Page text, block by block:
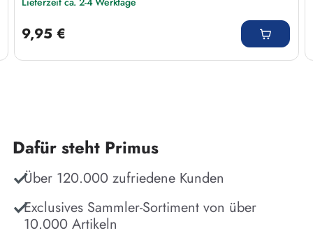
9,95 €
Dafür steht Primus
Über 120.000 zufriedene Kunden
Exclusives Sammler-Sortiment von über
10.000 Artikeln